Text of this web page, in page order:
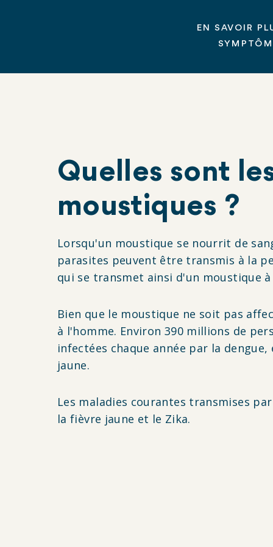
EN SAVOIR
Quelles sont
moustiques ?
Lorsqu'un moustique se nourrit de
parasites peuvent être transmis à la
qui se transmet ainsi d'un moustique
Bien que le moustique ne soit pas
à l'homme. Environ 390 millions de
infectées chaque année par la
jaune.
Les maladies courantes transmises
la fièvre jaune et le Zika.